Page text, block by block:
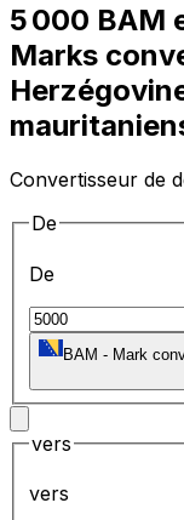
5 000 BAM
Marks
Convertisseur de
De
De
BAM - Mark
vers
vers